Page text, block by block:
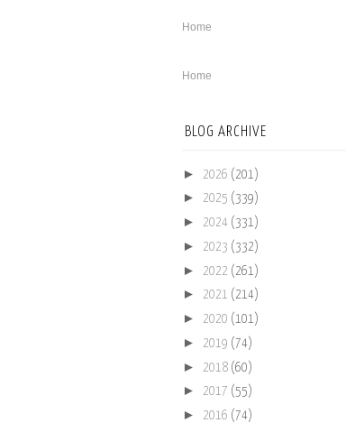
Home
Home
BLOG ARCHIVE
► 2026 (201)
► 2025 (339)
► 2024 (331)
► 2023 (332)
► 2022 (261)
► 2021 (214)
► 2020 (101)
► 2019 (74)
► 2018 (60)
► 2017 (55)
► 2016 (74)